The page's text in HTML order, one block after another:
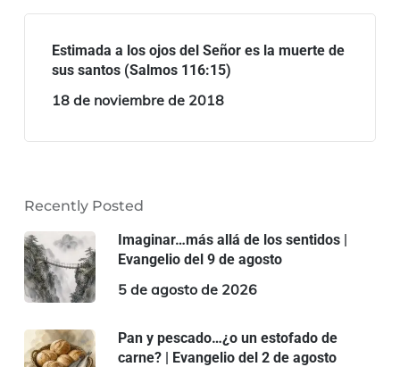
Estimada a los ojos del Señor es la muerte de
sus santos (Salmos 116:15)
18 de noviembre de 2018
Recently Posted
Imaginar…más allá de los sentidos |
Evangelio del 9 de agosto
5 de agosto de 2026
Pan y pescado…¿o un estofado de
carne? | Evangelio del 2 de agosto